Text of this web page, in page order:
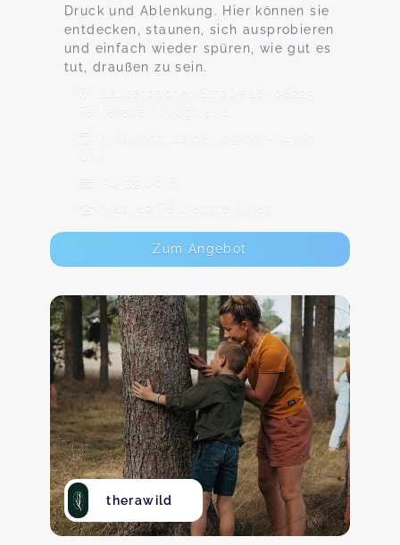
Druck und Ablenkung. Hier können sie
entdecken, staunen, sich ausprobieren
und einfach wieder spüren, wie gut es
tut, draußen zu sein.
Lauterbacher Straße 16, 08223
Falkenstein/Vogtland
Mittwoch, 12.08., 09:00 - 14:00
Ab 59,00 €
Max. 10 TeilnehmerInnen
Zum Angebot
therawild